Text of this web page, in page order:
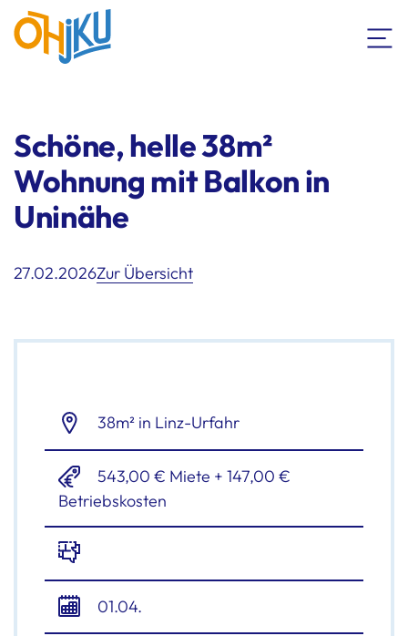
Schöne, helle 38m²
Wohnung mit Balkon in
Uninähe
27.02.2026Zur Übersicht
38m² in Linz-Urfahr
543,00 € Miete + 147,00 €
Betriebskosten
01.04.